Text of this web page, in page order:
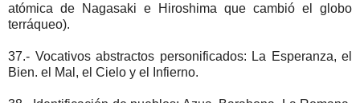
atómica de Nagasaki e Hiroshima que cambió el globo
terráqueo).
37.- Vocativos abstractos personificados: La Esperanza, el
Bien. el Mal, el Cielo y el Infierno.